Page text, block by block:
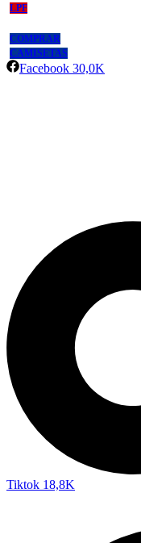
LPF
COMPRAR
CAMISETAS
Facebook 30,0K
Tiktok 18,8K